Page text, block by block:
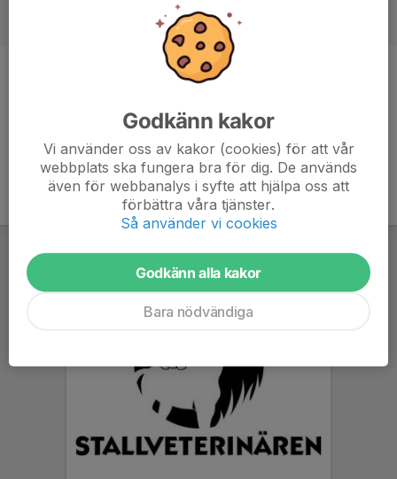
Forward
Godkänn kakor
Vi använder oss av kakor (cookies) för att vår
webbplats ska fungera bra för dig. De används
även för webbanalys i syfte att hjälpa oss att
förbättra våra tjänster.
Så använder vi cookies
Godkänn alla kakor
Bara nödvändiga